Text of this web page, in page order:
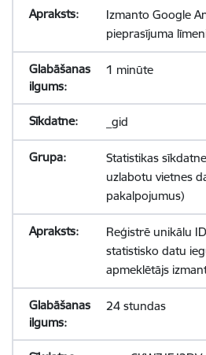
Izmanto Google
pieprasījuma
1 minūte
_gid
Statistikas
uzlabotu vietnes
pakalpojumus)
Reģistrē unikālu
statistisko datu
apmeklētājs
24 stundas